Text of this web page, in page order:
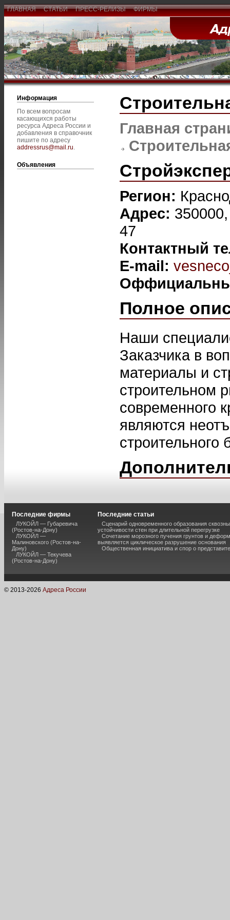
ГЛАВНАЯ СТАТЬИ ПРЕСС-РЕЛИЗЫ ФИРМЫ
Информация
По всем вопросам
касающихся работы
ресурса Адреса России и
добавления в справочник
пишите по адресу
addressrus@mail.ru.
Объявления
Главная
Регион:
Адрес:
47
Контактный
E-mail:
Полное
Наши
Заказчика в
материалы и
строительном
современного
являются
строительного
Последние фирмы
ЛУКОЙЛ — Губаревича
(Ростов-на-Дону)
ЛУКОЙЛ —
Малиновского (Ростов-на-
Дону)
ЛУКОЙЛ — Текучева
(Ростов-на-Дону)
Последние статьи
Сценарий одновременного образования
устойчивости стен при длительной перегрузке
Сочетание морозного пучения грунтов и
выявляется циклическое разрушение основания
Общественная инициатива и спор о
© 2013-2026 Адреса России